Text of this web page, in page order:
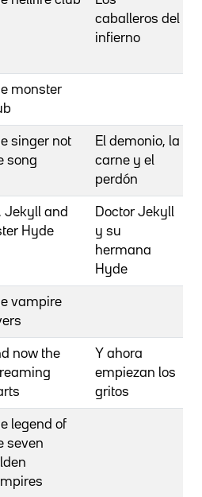
caballeros del
infierno
monster
singer not
song
El demonio, la
carne y el
perdón
Jekyll and
Hyde
Doctor Jekyll
y su
hermana
Hyde
vampire
now the
Y ahora
empiezan los
gritos
legend of
seven